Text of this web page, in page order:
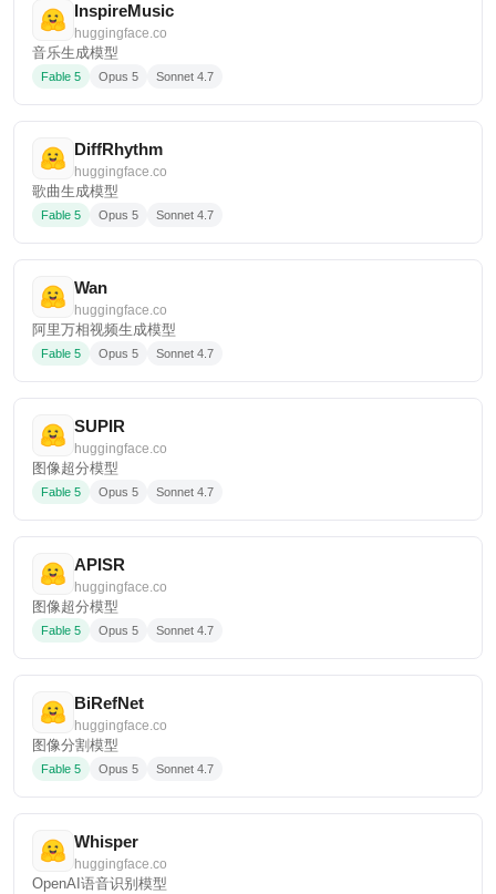
InspireMusic
huggingface.co
音乐生成模型
Fable 5 Opus 5 Sonnet 4.7
DiffRhythm
huggingface.co
歌曲生成模型
Fable 5 Opus 5 Sonnet 4.7
Wan
huggingface.co
阿里万相视频生成模型
Fable 5 Opus 5 Sonnet 4.7
SUPIR
huggingface.co
图像超分模型
Fable 5 Opus 5 Sonnet 4.7
APISR
huggingface.co
图像超分模型
Fable 5 Opus 5 Sonnet 4.7
BiRefNet
huggingface.co
图像分割模型
Fable 5 Opus 5 Sonnet 4.7
Whisper
huggingface.co
OpenAI语音识别模型